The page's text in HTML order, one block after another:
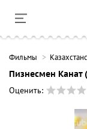
Фильмы
Пизнесмен Канат
Оценить: